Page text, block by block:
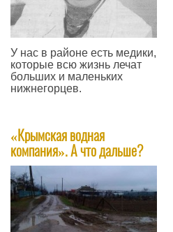
У нас в районе есть медики,
которые всю жизнь лечат
больших и маленьких
нижнегорцев.
«Крымская водная
компания». А что дальше?